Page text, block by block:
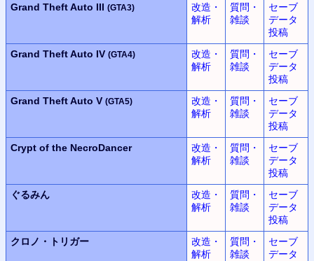
Grand Theft Auto III (GTA3)
改造・
解析
質問・
雑談
セーブ
データ
投稿
Grand Theft Auto IV (GTA4)
改造・
解析
質問・
雑談
セーブ
データ
投稿
Grand Theft Auto V (GTA5)
改造・
解析
質問・
雑談
セーブ
データ
投稿
Crypt of the NecroDancer
改造・
解析
質問・
雑談
セーブ
データ
投稿
ぐるみん
改造・
解析
質問・
雑談
セーブ
データ
投稿
クロノ・トリガー
改造・
解析
質問・
雑談
セーブ
データ